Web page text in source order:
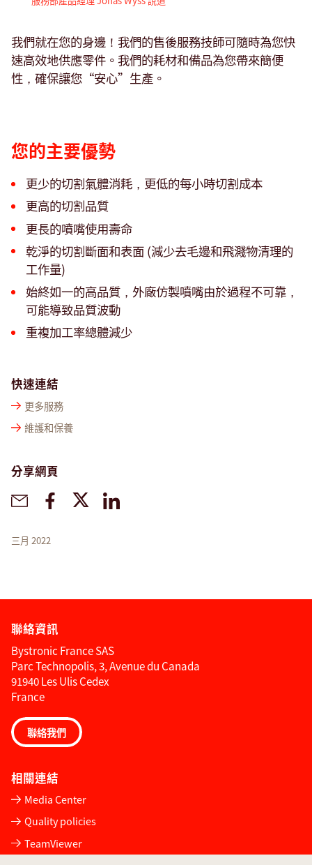
我們就在您的身邊！我們的售後服務技師可隨時為您快
速高效地供應零件。我們的耗材和備品為您帶來簡便
性，確保讓您“安心”生產。
您的主要優勢
更少的切割氣體消耗，更低的每小時切割成本
更高的切割品質
更長的噴嘴使用壽命
乾淨的切割斷面和表面 (減少去毛邊和飛濺物清理的
工作量)
始終如一的高品質，外廠仿製噴嘴由於過程不可靠，
可能導致品質波動
重複加工率總體減少
快速連結
更多服務
維護和保養
分享網頁
三月 2022
聯絡資訊
Bystronic France SAS
Parc Technopolis, 3, Avenue du Canada
91940 Les Ulis Cedex
France
聯絡我們
相關連結
Media Center
Quality policies
TeamViewer